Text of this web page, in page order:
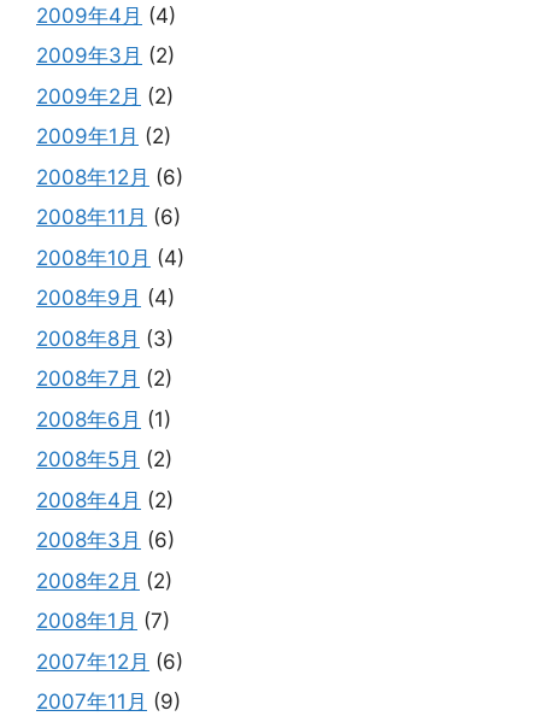
2009年4月 (4)
2009年3月 (2)
2009年2月 (2)
2009年1月 (2)
2008年12月 (6)
2008年11月 (6)
2008年10月 (4)
2008年9月 (4)
2008年8月 (3)
2008年7月 (2)
2008年6月 (1)
2008年5月 (2)
2008年4月 (2)
2008年3月 (6)
2008年2月 (2)
2008年1月 (7)
2007年12月 (6)
2007年11月 (9)